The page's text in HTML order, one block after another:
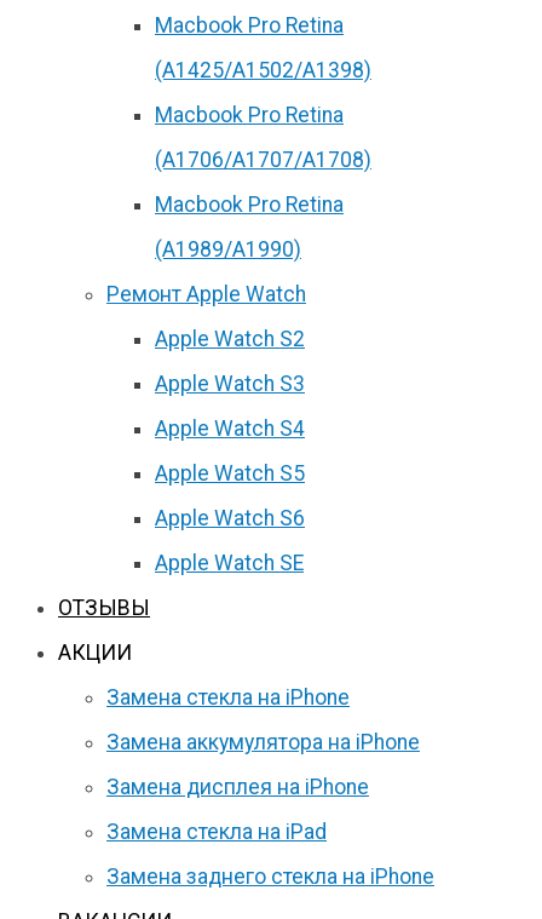
Macbook Pro Retina
(А1425/A1502/A1398)
Macbook Pro Retina
(А1706/A1707/A1708)
Macbook Pro Retina
(А1989/A1990)
Ремонт Apple Watch
Apple Watch S2
Apple Watch S3
Apple Watch S4
Apple Watch S5
Apple Watch S6
Apple Watch SE
ОТЗЫВЫ
АКЦИИ
Замена стекла на iPhone
Замена аккумулятора на iPhone
Замена дисплея на iPhone
Замена стекла на iPad
Замена заднего стекла на iPhone